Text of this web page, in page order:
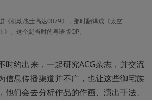
《机动战士高达0079》，那时翻译成《太空
》。这个是当时的粤语版OP。
时约出来，一起研究ACG杂志，并交流
信息传播渠道并不广，也让这些御宅族
他们会去分析作品的作画、演出手法、